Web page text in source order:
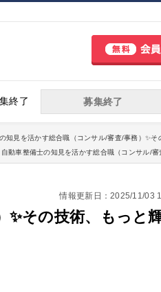
募集終了
終了
知見を活かす総合職（コンサル/審査/事務）✨
動車整備士の知見を活かす総合職（コンサル/
情報更新日：2025/11/03
その技術、もっと